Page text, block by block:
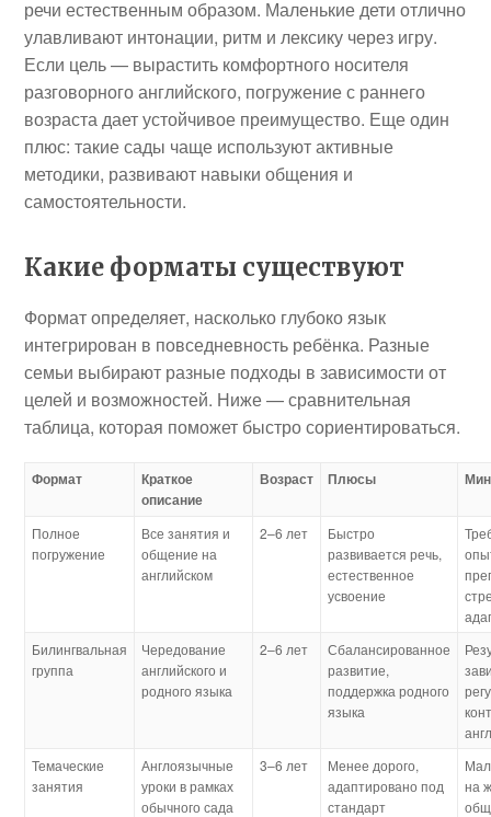
речи естественным образом. Маленькие дети отлично
улавливают интонации, ритм и лексику через игру.
Если цель — вырастить комфортного носителя
разговорного английского, погружение с раннего
возраста дает устойчивое преимущество. Еще один
плюс: такие сады чаще используют активные
методики, развивают навыки общения и
самостоятельности.
Какие форматы существуют
Формат определяет, насколько глубоко язык
интегрирован в повседневность ребёнка. Разные
семьи выбирают разные подходы в зависимости от
целей и возможностей. Ниже — сравнительная
таблица, которая поможет быстро сориентироваться.
Формат
Краткое
описание
Возраст Плюсы
Полное
погружение
Все занятия и
общение на
английском
2–6 лет
Быстро
развивается речь,
естественное
усвоение
Билингвальная
группа
Чередование
английского и
родного языка
2–6 лет
Сбалансированное
развитие,
поддержка родного
языка
Темаческие
занятия
Англоязычные
уроки в рамках
обычного сада
3–6 лет
Менее дорого,
адаптировано под
стандарт
на